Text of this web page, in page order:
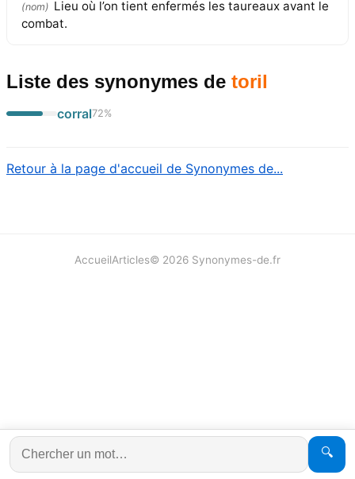
(nom) Lieu où l’on tient enfermés les taureaux avant le
combat.
Liste des synonymes de toril
corral72%
Retour à la page d'accueil de Synonymes de...
🔍
AccueilArticles© 2026 Synonymes-de.fr